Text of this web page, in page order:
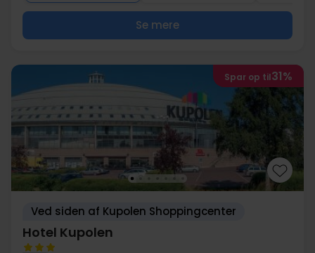
Se mere
Spar op til31%
Ved siden af Kupolen Shoppingcenter
Hotel Kupolen